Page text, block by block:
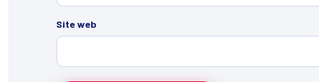
Site web